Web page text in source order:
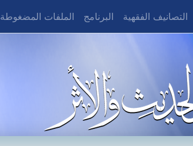
التصانيف الفقهية البرنامج الملفات المضغوطة